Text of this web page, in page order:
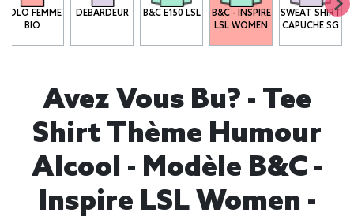
POLO FEMME
BIO
DEBARDEUR B&C E150 LSL
B&C - INSPIRE
LSL WOMEN
SWEAT SHIRT
CAPUCHE SG
Avez Vous Bu? - Tee
Shirt Thème Humour
Alcool - Modèle B&C -
Inspire LSL Women -